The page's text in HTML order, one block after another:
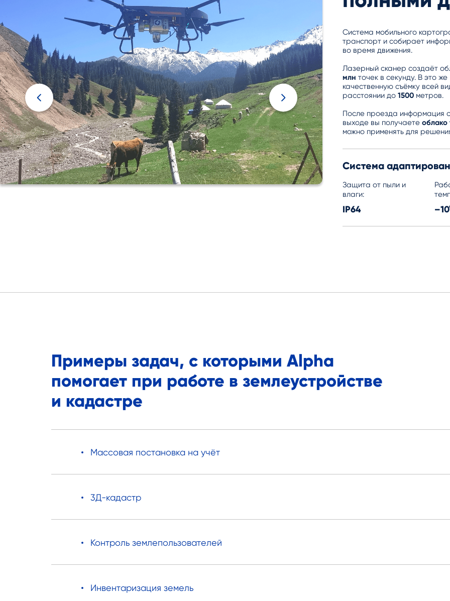
Система мобильного
транспорт и собирает
во время движения.
Лазерный сканер создаёт
млн точек в секунду. В это
качественную съёмку всей
расстоянии до 1500 метров.
После проезда информация
выходе вы получаете облако
можно применять для
Система
Защита от пыли и
влаги:
IP64
Примеры задач, с которыми Alpha
помогает при работе в землеустройстве
и кадастре
Массовая постановка на учёт
3Д-кадастр
Контроль землепользователей
Инвентаризация земель